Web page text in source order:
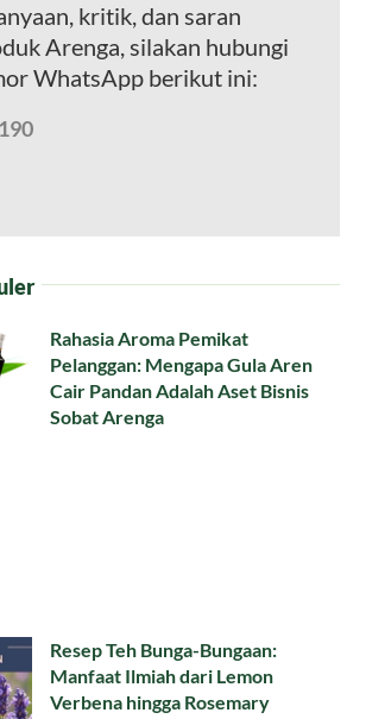
kritik, dan saran
Arenga, silakan hubungi
WhatsApp berikut ini:
Rahasia Aroma Pemikat
Pelanggan: Mengapa Gula Aren
Cair Pandan Adalah Aset Bisnis
Sobat Arenga
Resep Teh Bunga-Bungaan:
Manfaat Ilmiah dari Lemon
Verbena hingga Rosemary